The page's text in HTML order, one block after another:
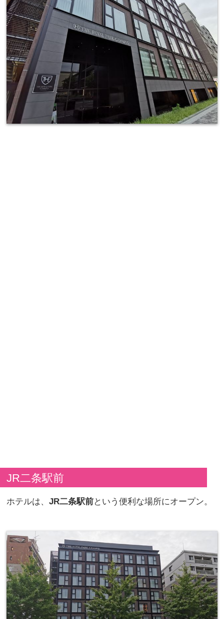
JR二条駅前
ホテルは、JR二条駅前という便利な場所にオープン。